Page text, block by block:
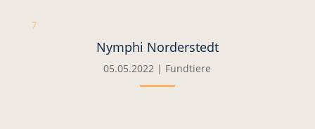
7
Nymphi Norderstedt
05.05.2022 | Fundtiere